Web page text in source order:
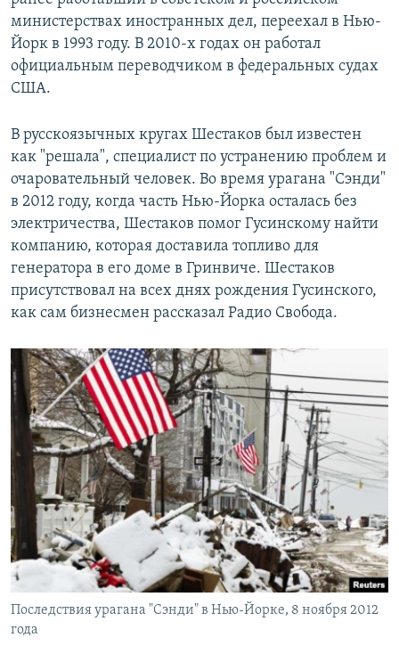
министерствах иностранных дел, переехал в Нью-
Йорк в 1993 году. В 2010-х годах он работал
официальным переводчиком в федеральных судах
США.
В русскоязычных кругах Шестаков был известен
как "решала", специалист по устранению проблем и
очаровательный человек. Во время урагана "Сэнди"
в 2012 году, когда часть Нью-Йорка осталась без
электричества, Шестаков помог Гусинскому найти
компанию, которая доставила топливо для
генератора в его доме в Гринвиче. Шестаков
присутствовал на всех днях рождения Гусинского,
как сам бизнесмен рассказал Радио Свобода.
Последствия урагана "Сэнди" в Нью-Йорке, 8 ноября 2012
года